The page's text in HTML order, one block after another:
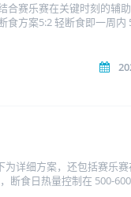
赛乐赛在关键时刻的辅
方案5:2 轻断食即一周
详细方案，还包括赛乐
断食日热量控制在 500-